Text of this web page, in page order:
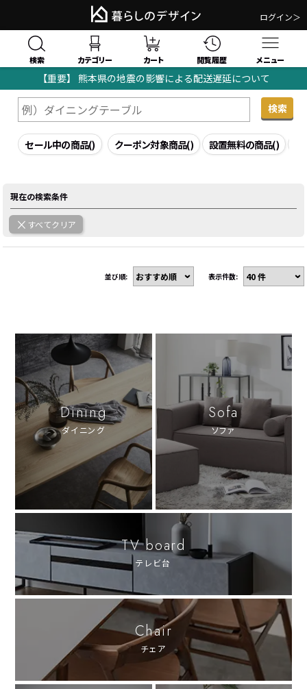
ログイン＞
検索 カテゴリー カート 閲覧履歴 メニュー
【重要】 熊本県の地震の影響による配送遅延について
暮らしのデザイン｜家具・インテリア通販TOP 検索結果
セール中の商品() クーポン対象商品() 設置無料の商品()
現在の検索条件
すべてクリア
並び順: 表示件数:
Dining
ダイニング
Sofa
ソファ
TV board
テレビ台
Chair
チェア